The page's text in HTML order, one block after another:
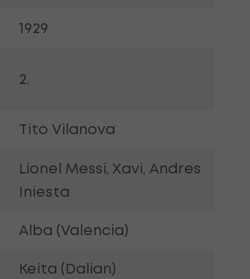
1929
2.
Tito Vilanova
Lionel Messi, Xavi, Andres
Iniesta
Alba (Valencia)
Keita (Dalian)